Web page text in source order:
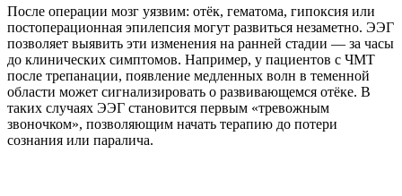
После операции мозг уязвим: отёк, гематома, гипоксия или
постоперационная эпилепсия могут развиться незаметно. ЭЭГ
позволяет выявить эти изменения на ранней стадии — за часы
до клинических симптомов. Например, у пациентов с ЧМТ
после трепанации, появление медленных волн в теменной
области может сигнализировать о развивающемся отёке. В
таких случаях ЭЭГ становится первым «тревожным
звоночком», позволяющим начать терапию до потери
сознания или паралича.